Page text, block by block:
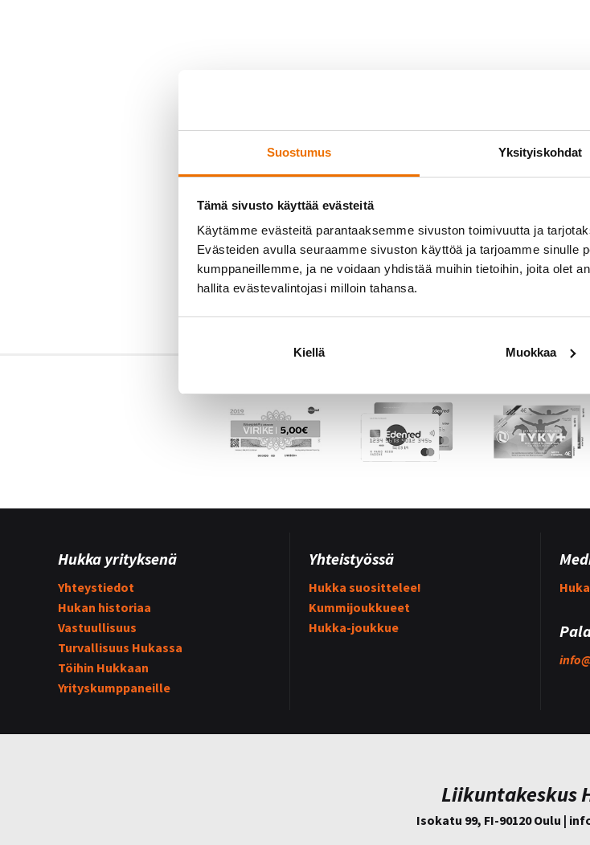
Suostumus Yksityiskohdat
Tämä sivusto käyttää evästeitä
Käytämme evästeitä parantaaksemme sivuston toimivuutta ja
Evästeiden avulla seuraamme sivuston käyttöä ja tarjoamme sinulle
kumppaneillemme, ja ne voidaan yhdistää muihin tietoihin, joita olet
hallita evästevalintojasi milloin tahansa.
Kiellä Muokkaa
Muista minut
Hukka yrityksenä
Yhteystiedot
Hukan historiaa
Vastuullisuus
Turvallisuus Hukassa
Töihin Hukkaan
Yrityskumppaneille
Yhteistyössä
Hukka suosittelee!
Kummijoukkueet
Hukka-joukkue
Liikuntakeskus
Isokatu 99, FI-90120 Oulu |